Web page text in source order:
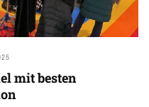
mit besten